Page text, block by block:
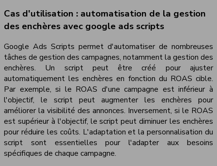
Cas d'utilisation : automatisation de la gestion
des enchères avec google ads scripts
Google Ads Scripts permet d'automatiser de nombreuses
tâches de gestion des campagnes, notamment la gestion des
enchères. Un script peut être créé pour ajuster
automatiquement les enchères en fonction du ROAS cible.
Par exemple, si le ROAS d'une campagne est inférieur à
l'objectif, le script peut augmenter les enchères pour
améliorer la visibilité des annonces. Inversement, si le ROAS
est supérieur à l'objectif, le script peut diminuer les enchères
pour réduire les coûts. L'adaptation et la personnalisation du
script sont essentielles pour l'adapter aux besoins
spécifiques de chaque campagne.